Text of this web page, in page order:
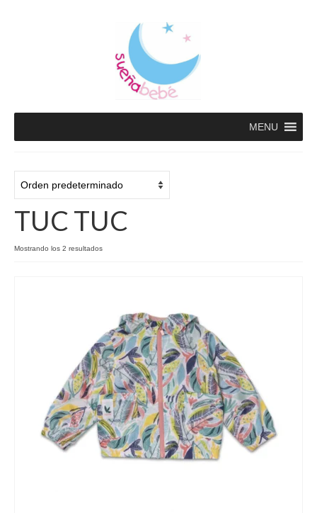
MENU
TUC TUC
Mostrando los 2 resultados